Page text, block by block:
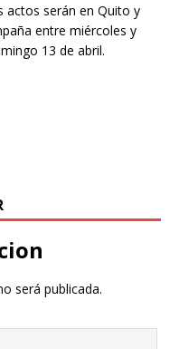
actos serán en Quito y
entre miércoles y
13 de abril.
será publicada.